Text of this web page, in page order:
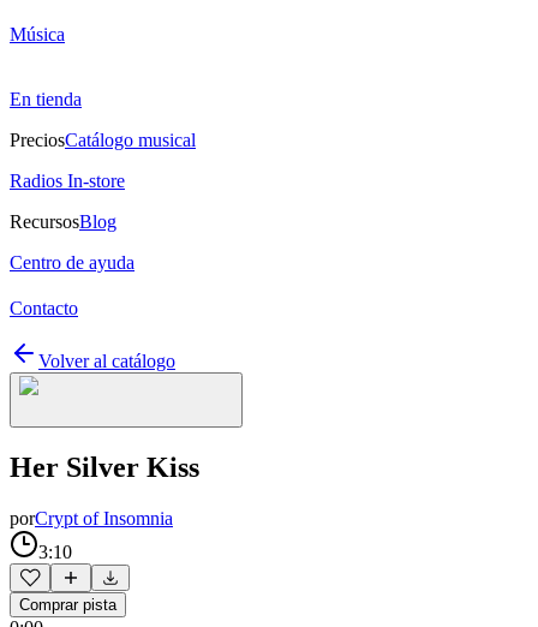
Música
En tienda
PreciosCatálogo musical
Radios In-store
RecursosBlog
Centro de ayuda
Contacto
Volver al catálogo
Her Silver Kiss
porCrypt of Insomnia
3:10
Comprar pista